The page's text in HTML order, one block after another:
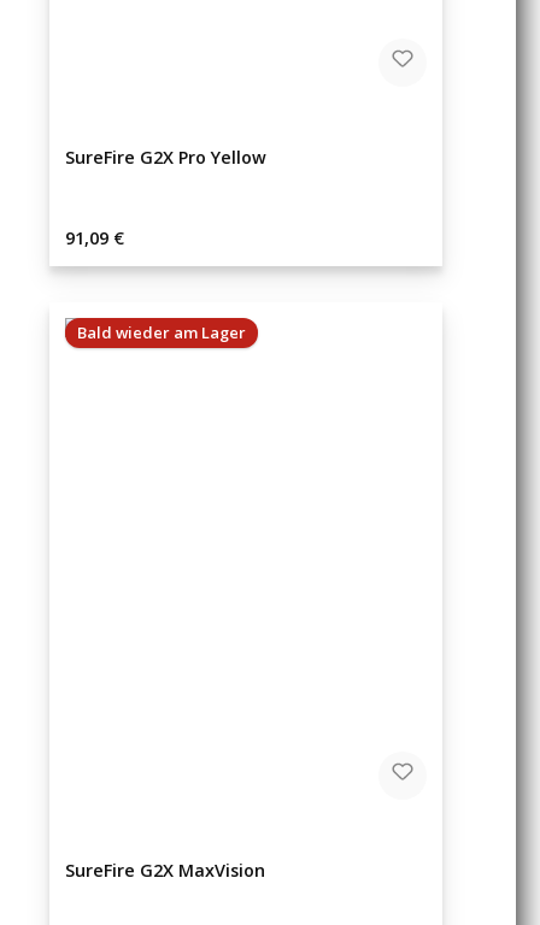
SureFire G2X Pro Yellow
Regulärer Preis:
91,09 €
Bald wieder am Lager
SureFire G2X MaxVision